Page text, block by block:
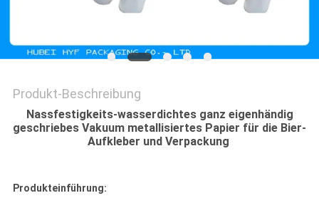
Produkt-Beschreibung
Nassfestigkeits-wasserdichtes ganz eigenhändig
geschriebes Vakuum metallisiertes Papier für die Bier-
Aufkleber und Verpackung
Produkteinführung: